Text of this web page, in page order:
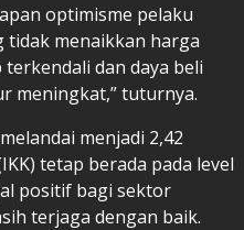
optimisme pelaku
tidak menaikkan harga
dan daya beli
meningkat,” tuturnya.
menjadi 2,42
tetap berada pada level
positif bagi sektor
terjaga dengan baik.